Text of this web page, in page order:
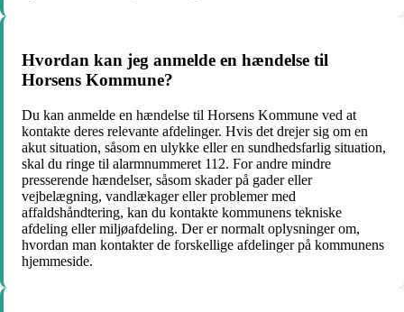
Hvordan kan jeg anmelde en hændelse til
Horsens Kommune?
Du kan anmelde en hændelse til Horsens Kommune ved at
kontakte deres relevante afdelinger. Hvis det drejer sig om en
akut situation, såsom en ulykke eller en sundhedsfarlig situation,
skal du ringe til alarmnummeret 112. For andre mindre
presserende hændelser, såsom skader på gader eller
vejbelægning, vandlækager eller problemer med
affaldshåndtering, kan du kontakte kommunens tekniske
afdeling eller miljøafdeling. Der er normalt oplysninger om,
hvordan man kontakter de forskellige afdelinger på kommunens
hjemmeside.